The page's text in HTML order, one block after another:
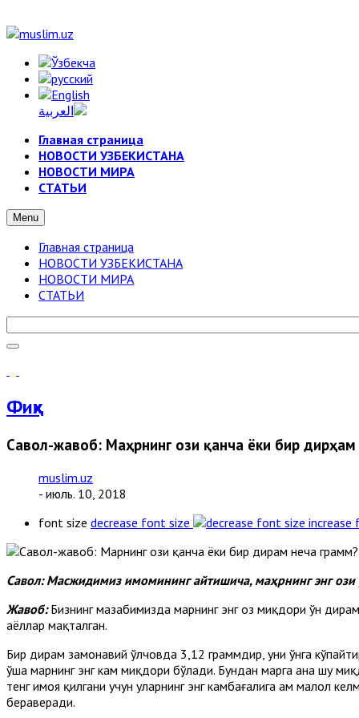
Главная страница
НОВОСТИ УЗБЕКИСТАНА
НОВОСТИ МИРА
СТАТЬИ
Menu
Главная страница
НОВОСТИ УЗБЕКИСТАНА
НОВОСТИ МИРА
СТАТЬИ
Фиқҳ
Савол-жавоб: Маҳрнинг ози қанча ёки бир
muslim.uz
- июль. 10, 2018
font size decrease font size increase
Cавол:Масжидимиз имомининг айтишича, маҳрнинг энг ози
Жавоб:Бизнинг мазҳабимизда маҳрнинг энг оз миқдори ўн
аёллар мақталган.
Бир дирҳам замонавий ўлчовда 3,12 граммдир, уни ўнга
ўша маҳрнинг энг кам миқдори бўлади. Бундан маҳрга ана шу
тенг ҳимоя қилгани учун уларнинг энг камбағалига ҳам малол
бераверади.